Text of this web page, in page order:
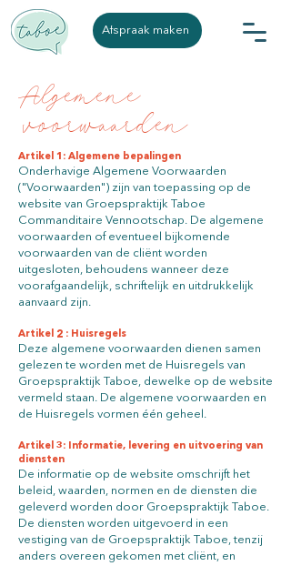
Afspraak maken
Algemene
voorwaarden
Artikel 1: Algemene bepalingen
Onderhavige Algemene Voorwaarden
("Voorwaarden") zijn van toepassing op de
website van Groepspraktijk Taboe
Commanditaire Vennootschap. De algemene
voorwaarden of eventueel bijkomende
voorwaarden van de cliënt worden
uitgesloten, behoudens wanneer deze
voorafgaandelijk, schriftelijk en uitdrukkelijk
aanvaard zijn.
Artikel 2 : Huisregels
Deze algemene voorwaarden dienen samen
gelezen te worden met de Huisregels van
Groepspraktijk Taboe, dewelke op de website
vermeld staan. De algemene voorwaarden en
de Huisregels vormen één geheel.
Artikel 3: Informatie, levering en uitvoering van
diensten
De informatie op de website omschrijft het
beleid, waarden, normen en de diensten die
geleverd worden door Groepspraktijk Taboe.
De diensten worden uitgevoerd in een
vestiging van de Groepspraktijk Taboe, tenzij
anders overeen gekomen met cliënt, en